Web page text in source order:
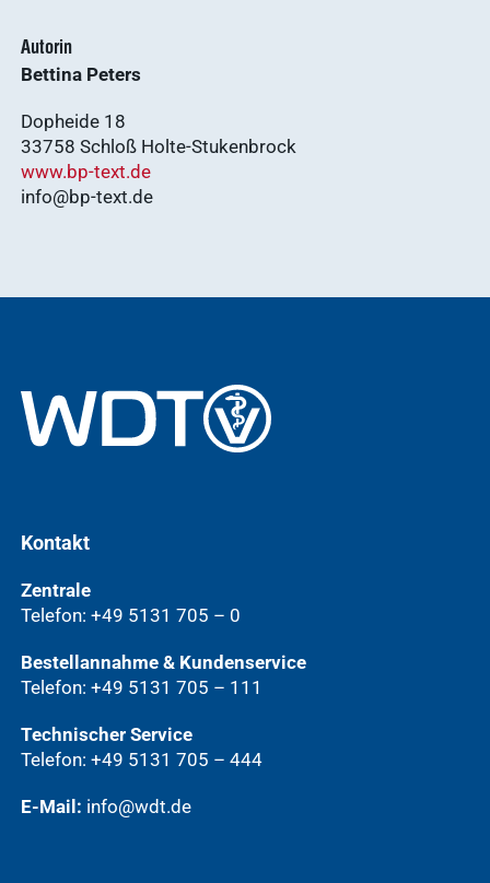
Autorin
Bettina Peters
Dopheide 18
33758 Schloß Holte-Stukenbrock
www.bp-text.de
info@bp-text.de
Kontakt
Zentrale
Telefon: +49 5131 705 – 0
Bestellannahme & Kundenservice
Telefon: +49 5131 705 – 111
Technischer Service
Telefon: +49 5131 705 – 444
E-Mail: info@wdt.de